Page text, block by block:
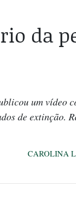
da
um vídeo
de extinção.
CAROLINA